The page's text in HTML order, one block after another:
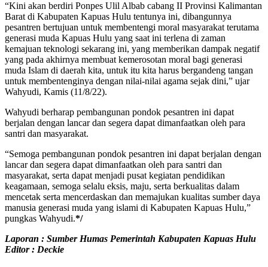
“Kini akan berdiri Ponpes Ulil Albab cabang II Provinsi Kalimantan
Barat di Kabupaten Kapuas Hulu tentunya ini, dibangunnya
pesantren bertujuan untuk membentengi moral masyarakat terutama
generasi muda Kapuas Hulu yang saat ini terlena di zaman
kemajuan teknologi sekarang ini, yang memberikan dampak negatif
yang pada akhirnya membuat kemerosotan moral bagi generasi
muda Islam di daerah kita, untuk itu kita harus bergandeng tangan
untuk membentenginya dengan nilai-nilai agama sejak dini,” ujar
Wahyudi, Kamis (11/8/22).
Wahyudi berharap pembangunan pondok pesantren ini dapat
berjalan dengan lancar dan segera dapat dimanfaatkan oleh para
santri dan masyarakat.
“Semoga pembangunan pondok pesantren ini dapat berjalan dengan
lancar dan segera dapat dimanfaatkan oleh para santri dan
masyarakat, serta dapat menjadi pusat kegiatan pendidikan
keagamaan, semoga selalu eksis, maju, serta berkualitas dalam
mencetak serta mencerdaskan dan memajukan kualitas sumber daya
manusia generasi muda yang islami di Kabupaten Kapuas Hulu,”
pungkas Wahyudi.*/
Laporan : Sumber Humas Pemerintah Kabupaten Kapuas Hulu
Editor : Deckie